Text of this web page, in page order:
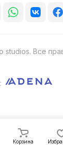
Корзина
studios. Все